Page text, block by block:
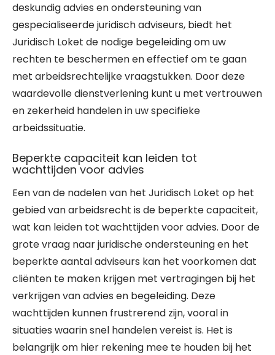
deskundig advies en ondersteuning van
gespecialiseerde juridisch adviseurs, biedt het
Juridisch Loket de nodige begeleiding om uw
rechten te beschermen en effectief om te gaan
met arbeidsrechtelijke vraagstukken. Door deze
waardevolle dienstverlening kunt u met vertrouwen
en zekerheid handelen in uw specifieke
arbeidssituatie.
Beperkte capaciteit kan leiden tot
wachttijden voor advies
Een van de nadelen van het Juridisch Loket op het
gebied van arbeidsrecht is de beperkte capaciteit,
wat kan leiden tot wachttijden voor advies. Door de
grote vraag naar juridische ondersteuning en het
beperkte aantal adviseurs kan het voorkomen dat
cliënten te maken krijgen met vertragingen bij het
verkrijgen van advies en begeleiding. Deze
wachttijden kunnen frustrerend zijn, vooral in
situaties waarin snel handelen vereist is. Het is
belangrijk om hier rekening mee te houden bij het